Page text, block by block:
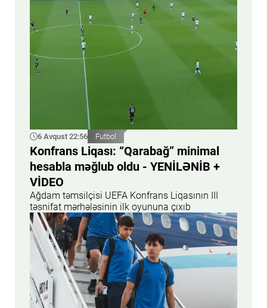
6 Avqust 22:56 Futbol
Konfrans Liqası: “Qarabağ” minimal
hesabla məğlub oldu - YENİLƏNİB +
VİDEO
Ağdam təmsilçisi UEFA Konfrans Liqasının III
təsnifat mərhələsinin ilk oyununa çıxıb